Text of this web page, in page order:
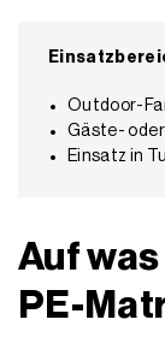
Outdoor-
Gäste-
Einsatz in
Auf
PE-